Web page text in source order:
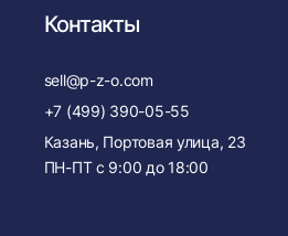
Контакты
sell@p-z-o.com
+7 (499) 390-05-55
Казань, Портовая улица, 23
ПН-ПТ с 9:00 до 18:00